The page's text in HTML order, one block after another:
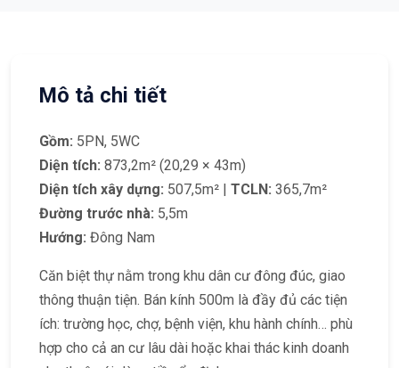
Mô tả chi tiết
Gồm: 5PN, 5WC
Diện tích: 873,2m² (20,29 × 43m)
Diện tích xây dựng: 507,5m² | TCLN: 365,7m²
Đường trước nhà: 5,5m
Hướng: Đông Nam
Căn biệt thự nằm trong khu dân cư đông đúc, giao
thông thuận tiện. Bán kính 500m là đầy đủ các tiện
ích: trường học, chợ, bệnh viện, khu hành chính… phù
hợp cho cả an cư lâu dài hoặc khai thác kinh doanh